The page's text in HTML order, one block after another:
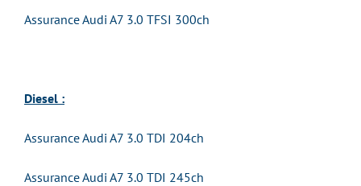
Assurance Audi A7 3.0 TFSI 300ch
Diesel :
Assurance Audi A7 3.0 TDI 204ch
Assurance Audi A7 3.0 TDI 245ch